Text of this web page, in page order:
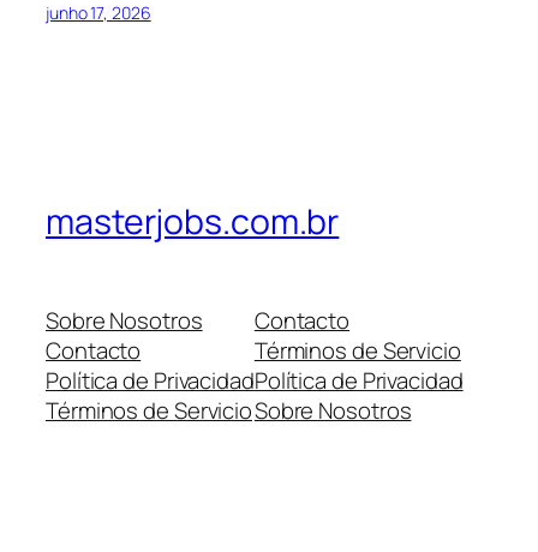
junho 17, 2026
masterjobs.com.br
Sobre Nosotros
Contacto
Política de Privacidad
Términos de Servicio
Contacto
Términos de Servicio
Política de Privacidad
Sobre Nosotros